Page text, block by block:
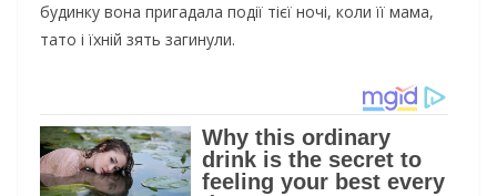
будинку вона пригадала події тієї ночі, коли її мама,
тато і їхній зять загинули.